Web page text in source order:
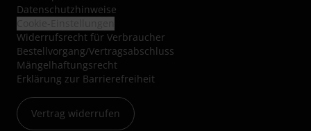
Datenschutzhinweise
Widerrufsrecht für Verbraucher
Bestellvorgang/Vertragsabschluss
Mängelhaftungsrecht
Erklärung zur Barrierefreiheit
Vertrag widerrufen